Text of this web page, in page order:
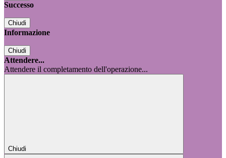
Successo
Chiudi
Informazione
Chiudi
Attendere...
Attendere il completamento dell'operazione...
Chiudi